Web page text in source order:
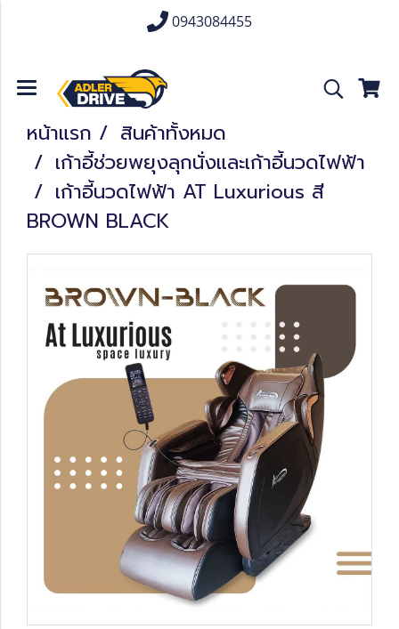
0943084455
หน้าแรก
สินค้าทั้งหมด
เก้าอี้ช่วยพยุงลุกนั่งและเก้าอี้นวดไฟฟ้า
เก้าอี้นวดไฟฟ้า AT Luxurious สี
BROWN BLACK